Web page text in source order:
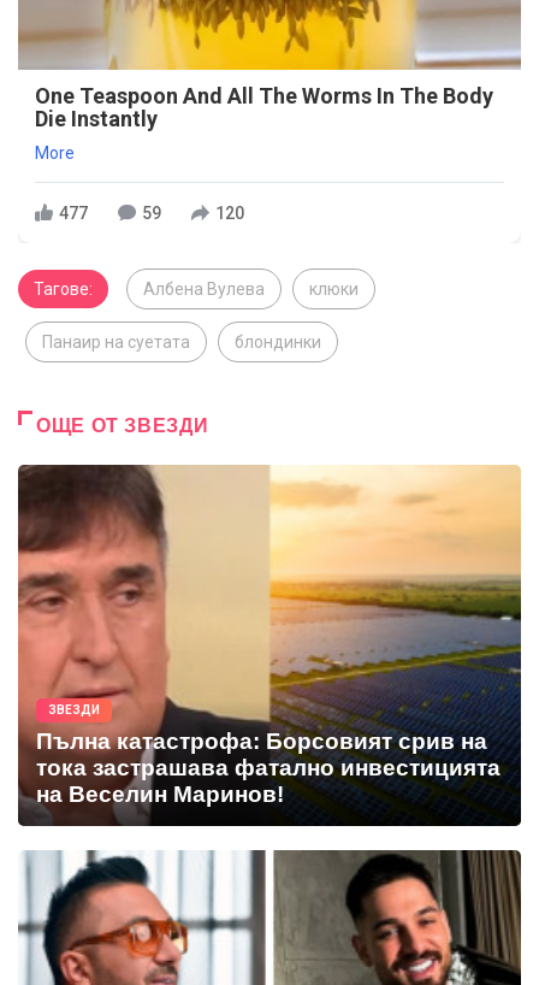
One Teaspoon And All The Worms In The Body
Die Instantly
More
477 59 120
Тагове: Албена Вулева клюки
Панаир на суетата блондинки
ОЩЕ ОТ ЗВЕЗДИ
ЗВЕЗДИ
Пълна катастрофа: Борсовият срив на
тока застрашава фатално инвестицията
на Веселин Маринов!